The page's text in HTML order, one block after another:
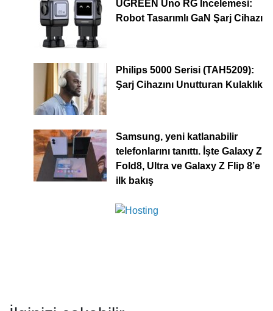
UGREEN Uno RG İncelemesi:
Robot Tasarımlı GaN Şarj Cihazı
Philips 5000 Serisi (TAH5209):
Şarj Cihazını Unutturan Kulaklık
Samsung, yeni katlanabilir
telefonlarını tanıttı. İşte Galaxy Z
Fold8, Ultra ve Galaxy Z Flip 8’e
ilk bakış